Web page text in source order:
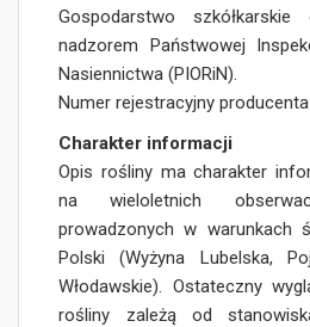
Gospodarstwo
nadzorem Państwowej
Nasiennictwa (PIORiN).
Numer rejestracyjny producenta:
Charakter informacji
Opis rośliny ma charakter
na wieloletnich
prowadzonych w warunkach
Polski (Wyżyna Lubelska,
Włodawskie). Ostateczny
rośliny zależą od